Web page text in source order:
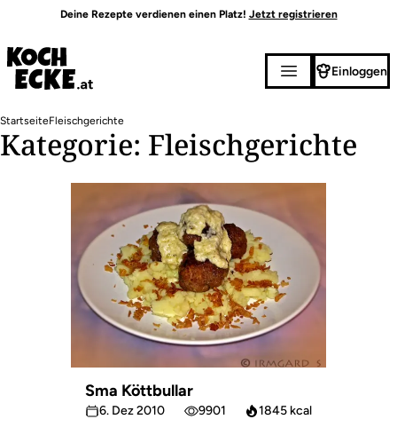
Inhalt
Deine Rezepte verdienen einen Platz! Jetzt registrieren
Einloggen
Pfadnavigation
StartseiteFleischgerichte
Kategorie: Fleischgerichte
Sma Köttbullar
6. Dez 2010 9901 1845 kcal